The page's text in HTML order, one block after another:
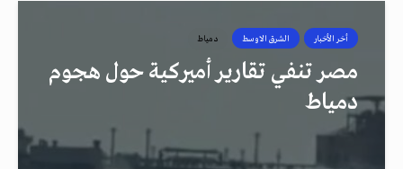
أخر الأخبار الشرق الاوسط دمياط
مصر تنفي تقارير أميركية حول هجوم
دمياط